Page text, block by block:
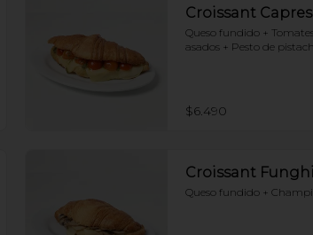
Croissant
Queso fundido +
asados + Pesto de
$6.490
Croissant Funghi
Queso fundido +